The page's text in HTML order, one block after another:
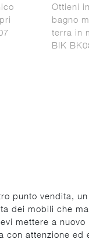
Ottieni
bagno
terra in
BIK
punto vendita, un
dei mobili che
mettere a nuovo
attenzione ed